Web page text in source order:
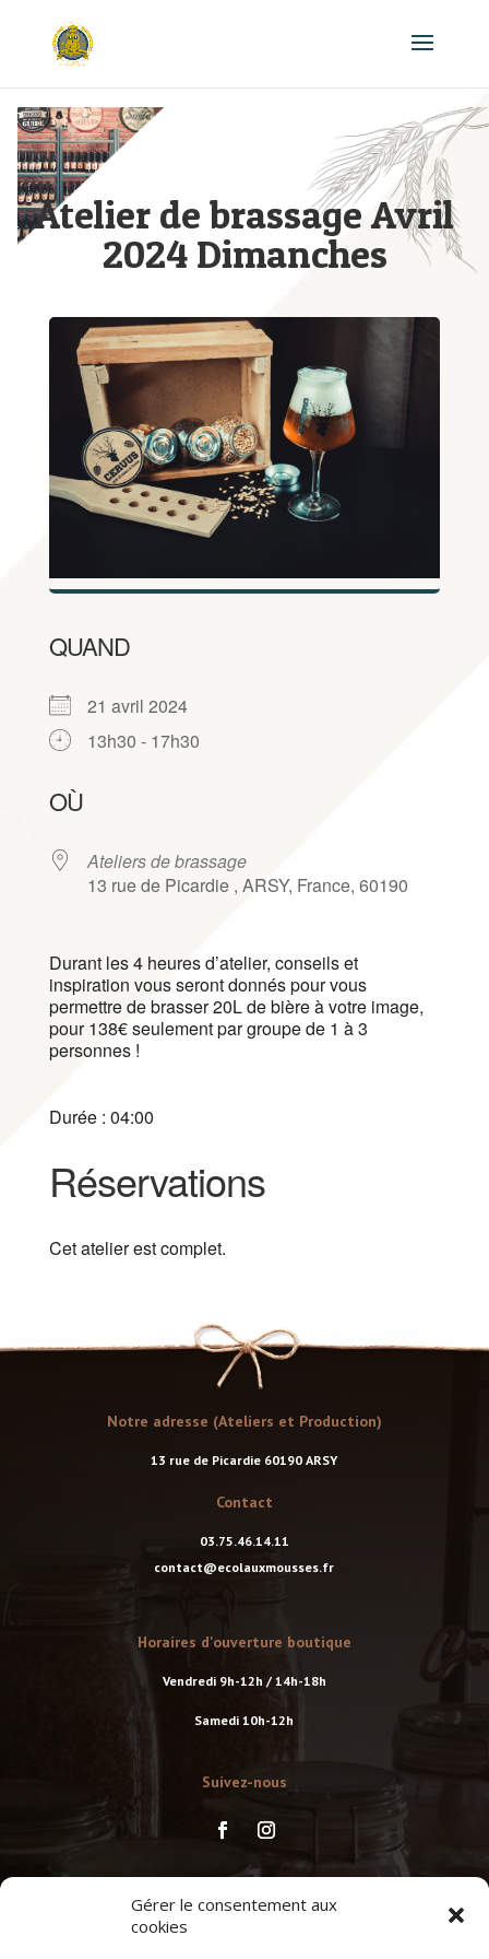
Gérer le consentement aux
cookies
Atelier de brassage Avril
2024 Dimanches
QUAND
21 avril 2024
13h30 - 17h30
OÙ
Ateliers de brassage
13 rue de Picardie , ARSY, France, 60190
Durant les 4 heures d’atelier, conseils et
inspiration vous seront donnés pour vous
permettre de brasser 20L de bière à votre image,
pour 138€ seulement par groupe de 1 à 3
personnes !
Durée : 04:00
Réservations
Cet atelier est complet.
Notre adresse (Ateliers et Production)
13 rue de Picardie 60190 ARSY
Contact
03.75.46.14.11
contact@ecolauxmousses.fr
Horaires d'ouverture boutique
Vendredi 9h-12h / 14h-18h
Samedi 10h-12h
Suivez-nous
Suivez-nous